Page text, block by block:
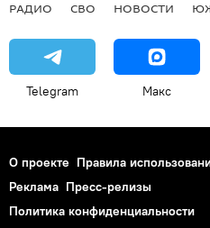
РАДИО СВО НОВОСТИ
Telegram Макс
О проекте Правила
Реклама Пресс-релизы
Политика конфиденциальности